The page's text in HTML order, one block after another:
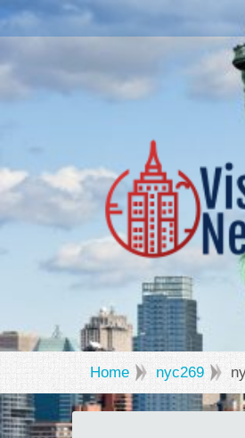
Home nyc269